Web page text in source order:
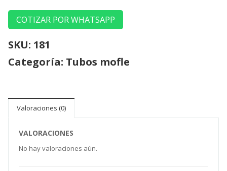
COTIZAR POR WHATSAPP
SKU: 181
Categoría: Tubos mofle
Valoraciones (0)
VALORACIONES
No hay valoraciones aún.